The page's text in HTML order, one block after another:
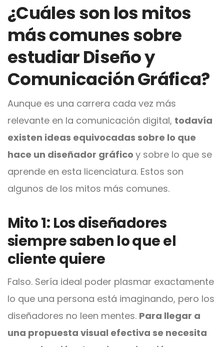
¿Cuáles son los mitos
más comunes sobre
estudiar Diseño y
Comunicación Gráfica?
Aunque es una carrera cada vez más
relevante en la comunicación digital, todavía
existen ideas equivocadas sobre lo que
hace un diseñador gráfico y sobre lo que se
aprende en esta licenciatura. Estos son
algunos de los mitos más comunes.
Mito 1: Los diseñadores
siempre saben lo que el
cliente quiere
Falso. Sería ideal poder plasmar exactamente
lo que una persona está imaginando, pero los
diseñadores no leen mentes. Para llegar a
una propuesta visual efectiva se necesita